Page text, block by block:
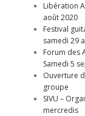
Libération
août 2020
Festival
samedi 29
Forum des
Samedi 5
Ouverture
groupe
SIVU –
mercredis